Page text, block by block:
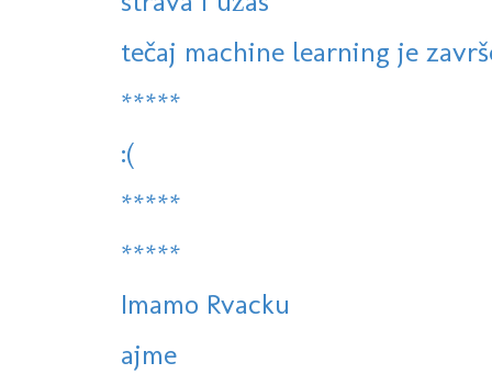
tečaj machine learning je
*****
:(
*****
*****
Imamo Rvacku
ajme